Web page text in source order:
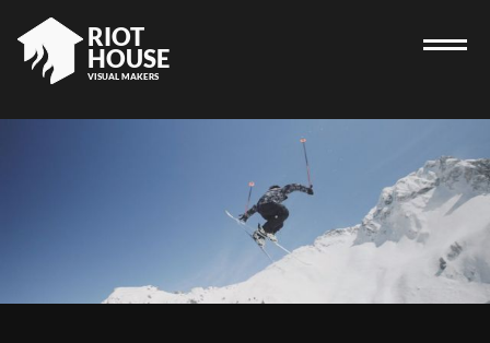
RIOT
HOUSE
VISUAL MAKERS
JOBS